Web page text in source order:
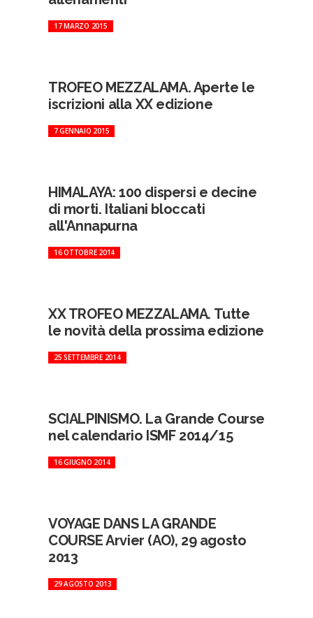
17 MARZO 2015
TROFEO MEZZALAMA. Aperte le
iscrizioni alla XX edizione
7 GENNAIO 2015
HIMALAYA: 100 dispersi e decine
di morti. Italiani bloccati
all'Annapurna
16 OTTOBRE 2014
XX TROFEO MEZZALAMA. Tutte
le novità della prossima edizione
25 SETTEMBRE 2014
SCIALPINISMO. La Grande Course
nel calendario ISMF 2014/15
16 GIUGNO 2014
VOYAGE DANS LA GRANDE
COURSE Arvier (AO), 29 agosto
2013
29 AGOSTO 2013